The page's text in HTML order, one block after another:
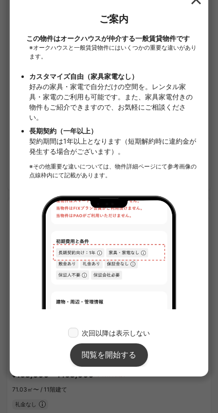
/ 3
Gleason Garden
¥130,000 - ¥130,000 空室
67.58㎡〜 / 6階建て
詳細を見る
1/1
APARTMENT
ザ・バーデン昭島
¥158,000 - ¥158,000
71.03㎡〜 / 11階建て
礼金なし